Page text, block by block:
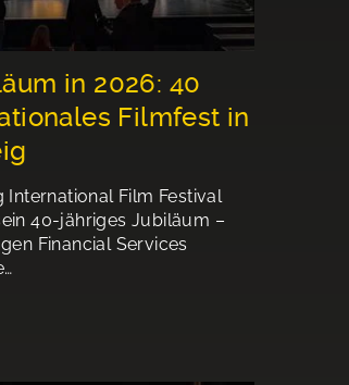
in 2026: 40
Filmfest in
International Film Festival
40-jähriges Jubiläum –
Financial Services